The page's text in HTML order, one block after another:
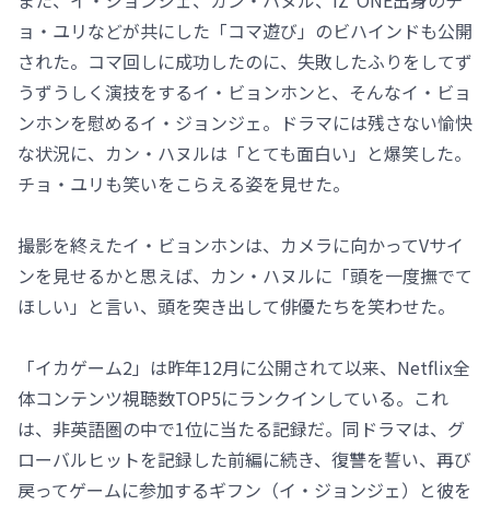
ョ・ユリなどが共にした「コマ遊び」のビハインドも公開
された。コマ回しに成功したのに、失敗したふりをしてず
うずうしく演技をするイ・ビョンホンと、そんなイ・ビョ
ンホンを慰めるイ・ジョンジェ。ドラマには残さない愉快
な状況に、カン・ハヌルは「とても面白い」と爆笑した。
チョ・ユリも笑いをこらえる姿を見せた。
撮影を終えたイ・ビョンホンは、カメラに向かってVサイ
ンを見せるかと思えば、カン・ハヌルに「頭を一度撫でて
ほしい」と言い、頭を突き出して俳優たちを笑わせた。
「イカゲーム2」は昨年12月に公開されて以来、Netflix全
体コンテンツ視聴数TOP5にランクインしている。これ
は、非英語圏の中で1位に当たる記録だ。同ドラマは、グ
ローバルヒットを記録した前編に続き、復讐を誓い、再び
戻ってゲームに参加するギフン（イ・ジョンジェ）と彼を